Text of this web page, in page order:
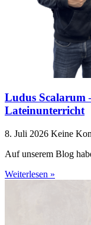
Ludus Scalarum
Lateinunterricht
8. Juli 2026 Keine
Auf unserem Blog
Weiterlesen »